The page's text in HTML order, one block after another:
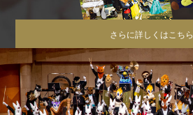
さらに詳しくはこちら